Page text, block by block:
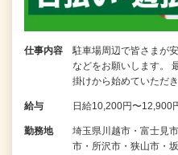
仕事内容
駐車場周辺で皆さまが
などをお願いします。
掛けから始めていただ
給与 日給10,200円〜12,900
勤務地
埼玉県川越市・富士見
市・所沢市・狭山市・